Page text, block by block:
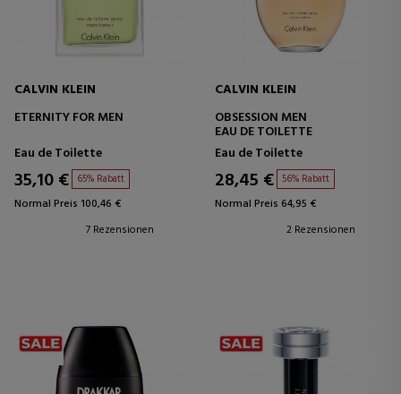
CALVIN KLEIN
ETERNITY FOR MEN
Eau de Toilette
35,10 € 65% Rabatt
Normal Preis 100,46 €
7 Rezensionen
CALVIN KLEIN
OBSESSION MEN
EAU DE TOILETTE
Eau de Toilette
28,45 € 56% Rabatt
Normal Preis 64,95 €
2 Rezensionen